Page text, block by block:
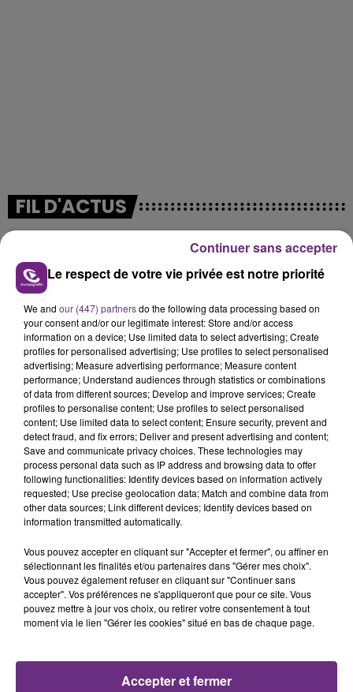
FIL D'ACTUS
LA CENTRALE NUCLÉAIRE DE CHOOZ
TOUJOURS À L'ARRÊT
Cela fait déjà une semaine que la centrale
nucléaire ardennaise est à l'arrêt. Une situation
justifiée par la sécheresse intense qui est toujours
présente.
LE MAGASIN JOUÉCLUB DE REIMS FERME
SES PORTES
C'était l'une des institutions du centre-ville
rémois. Le magasin JouéClub est contraint de
TITRES DIFFUSÉS
Le respect de votre vie privée est notre priorité
We and our (447) partnersdo the following data processing based on
your consent and/or our legitimate interest: Store and/or access
information on a device; Use limited data to select advertising; Create
profiles for personalised advertising; Use profiles to select personalised
advertising; Measure advertising performance; Measure content
performance; Understand audiences through statistics or combinations
of data from different sources; Develop and improve services; Create
profiles to personalise content; Use profiles to select personalised
content; Use limited data to select content; Ensure security, prevent and
detect fraud, and fix errors; Deliver and present advertising and content;
Save and communicate privacy choices. These technologies may
process personal data such as IP address and browsing data to offer
following functionalities: Identify devices based on information actively
requested; Use precise geolocation data; Match and combine data from
other data sources; Link different devices; Identify devices based on
information transmitted automatically.
Vous pouvez accepter en cliquant sur "Accepter et fermer", ou affiner en
sélectionnant les finalités et/ou partenaires dans "Gérer mes choix".
Vous pouvez également refuser en cliquant sur "Continuer sans
accepter". Vos préférences ne s'appliqueront que pour ce site. Vous
pouvez mettre à jour vos choix, ou retirer votre consentement à tout
moment via le lien "Gérer les cookies" situé en bas de chaque page.
Accepter et fermer
Continuer sans accepter